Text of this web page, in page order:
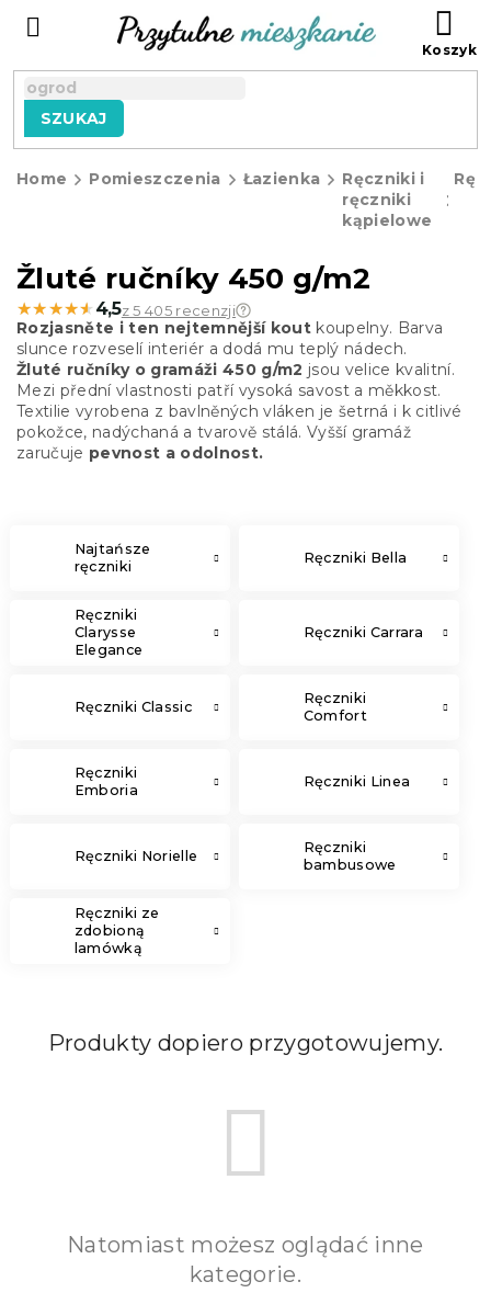
SZUKAJ
Home Pomieszczenia Łazienka
Ręczniki i
ręczniki
kąpielowe
Žluté ručníky 450 g/m2
★★★★★
★★★★★ 4,5z 5 405 recenzji
Rozjasněte i ten nejtemnější kout koupelny. Barva
slunce rozveselí interiér a dodá mu teplý nádech.
Žluté ručníky o gramáži 450 g/m2 jsou velice kvalitní.
Mezi přední vlastnosti patří vysoká savost a měkkost.
Textilie vyrobena z bavlněných vláken je šetrná i k citlivé
pokožce, nadýchaná a tvarově stálá. Vyšší gramáž
zaručuje pevnost a odolnost.
Najtańsze
ręczniki
Ręczniki Bella
Ręczniki
Clarysse
Elegance
Ręczniki Carrara
Ręczniki Classic
Ręczniki
Comfort
Ręczniki
Emboria
Ręczniki Linea
Ręczniki Norielle
Ręczniki
bambusowe
Ręczniki ze
zdobioną
lamówką
Produkty dopiero przygotowujemy.
Natomiast możesz oglądać inne
kategorie.